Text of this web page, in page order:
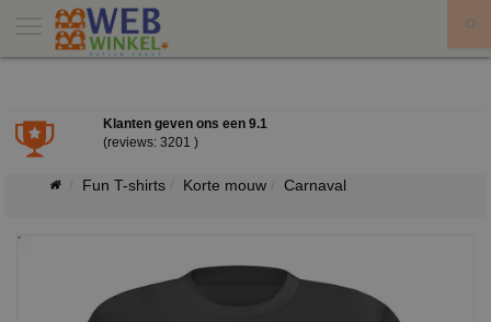
Klanten geven ons een 9.1
(reviews: 3201 )
Fun T-shirts Korte mouw Carnaval